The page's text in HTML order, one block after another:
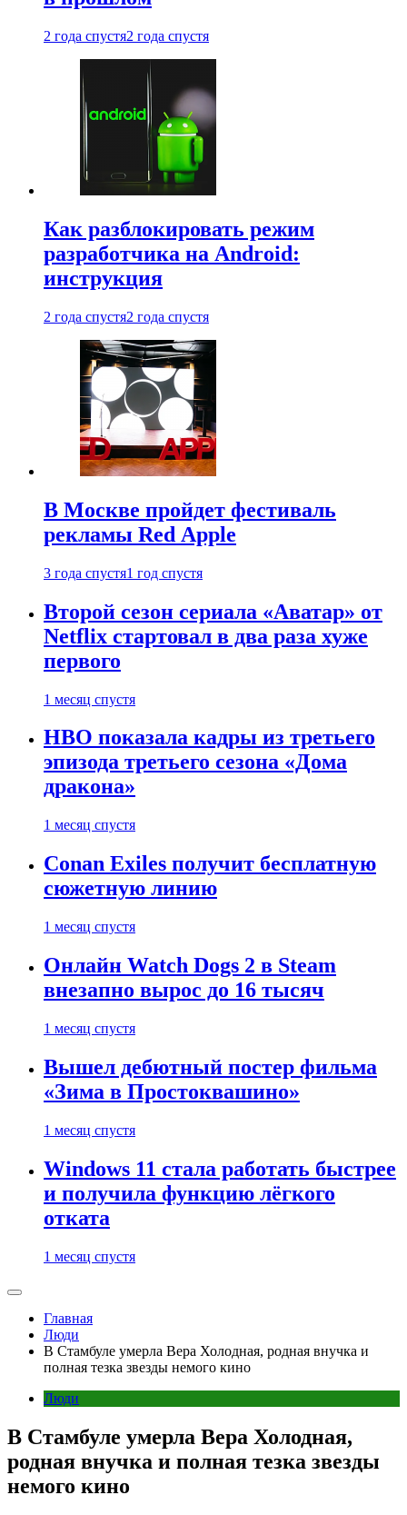
2 года спустя2 года спустя
Как разблокировать режим
разработчика на Android:
инструкция
2 года спустя2 года спустя
В Москве пройдет фестиваль
рекламы Red Apple
3 года спустя1 год спустя
Второй сезон сериала «Аватар» от
Netflix стартовал в два раза хуже
первого
1 месяц спустя
HBO показала кадры из третьего
эпизода третьего сезона «Дома
дракона»
1 месяц спустя
Conan Exiles получит бесплатную
сюжетную линию
1 месяц спустя
Онлайн Watch Dogs 2 в Steam
внезапно вырос до 16 тысяч
1 месяц спустя
Вышел дебютный постер фильма
«Зима в Простоквашино»
1 месяц спустя
Windows 11 стала работать быстрее
и получила функцию лёгкого
отката
1 месяц спустя
Главная
Люди
В Стамбуле умерла Вера Холодная, родная внучка и
полная тезка звезды немого кино
Люди
В Стамбуле умерла Вера Холодная,
родная внучка и полная тезка звезды
немого кино